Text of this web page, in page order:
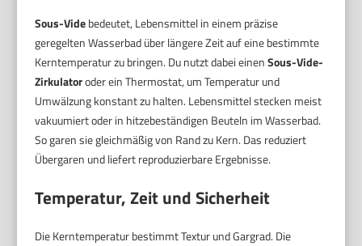
Sous-Videbedeutet, Lebensmittel in einem präzise
geregelten Wasserbad über längere Zeit auf eine bestimmte
Kerntemperatur zu bringen. Du nutzt dabei einenSous-Vide-
Zirkulatoroder ein Thermostat, um Temperatur und
Umwälzung konstant zu halten. Lebensmittel stecken meist
vakuumiert oder in hitzebeständigen Beuteln im Wasserbad.
So garen sie gleichmäßig von Rand zu Kern. Das reduziert
Übergaren und liefert reproduzierbare Ergebnisse.
Temperatur, Zeit und Sicherheit
Die Kerntemperatur bestimmt Textur und Gargrad. Die